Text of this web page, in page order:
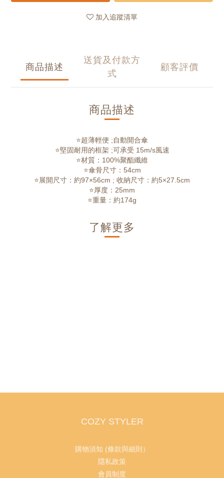
加入追蹤清單
商品描述
送貨及付款方
式
顧客評價
商品描述
⭐超薄輕便 ;自動開合傘
⭐️堅固耐用的框架 ;可承受 15m/s風速
⭐材質：100%聚酯纖維
⭐傘骨尺寸：54cm
⭐展開尺寸：約97×56cm ; 收納尺寸：約5×27.5cm
⭐厚度：25mm
⭐重量：約174g
了解更多
COZY STYLER
購物須知 (條款與細則）
隱私政策
會員制度